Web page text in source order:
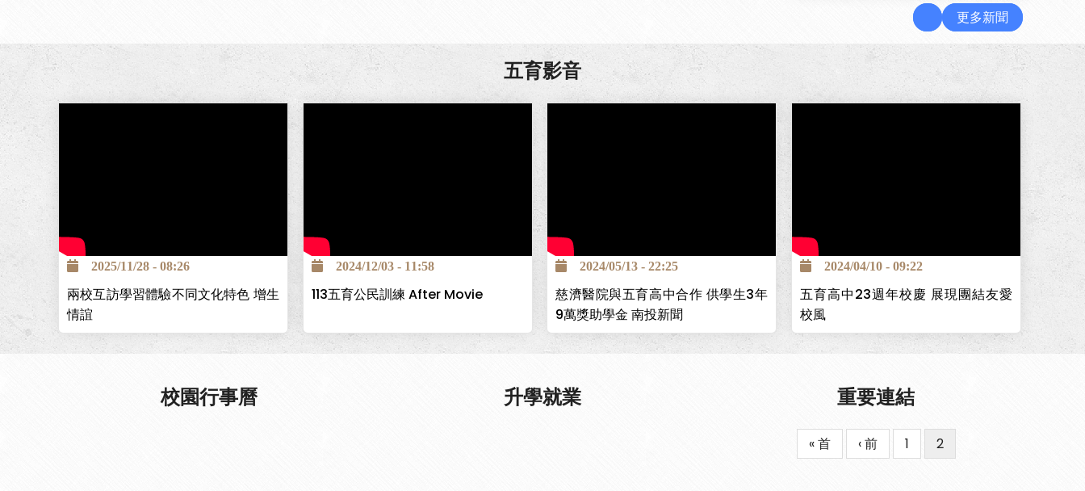
更多新聞
五育影音
2025/11/28 - 08:26
兩校互訪學習體驗不同文化特色 增生
情誼
2024/12/03 - 11:58
113五育公民訓練 After Movie
障畢業後有穩定工作，與台中慈濟醫院
簽署「攜手高昇獎助學金」計畫，提供
學生高中在校期間3年9萬元，且畢業後
可至台中慈濟醫院工作。
2024/05/13 - 22:25
慈濟醫院與五育高中合作 供學生3年
9萬獎助學金 南投新聞
2024/04/10 - 09:22
五育高中23週年校慶 展現團結友愛
校風
校園行事曆 升學就業 重要連結
First
page
« 首
Previous
page
‹ 前 Page
1
目
前
2